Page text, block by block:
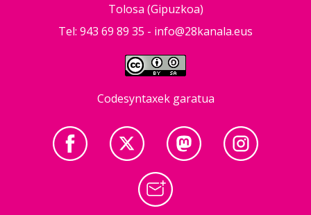
Tolosa (Gipuzkoa)
Tel: 943 69 89 35 - info@28kanala.eus
Codesyntaxek garatua